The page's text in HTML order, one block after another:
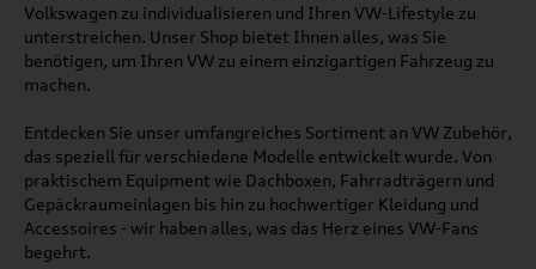
Volkswagen zu individualisieren und Ihren VW-Lifestyle zu
unterstreichen. Unser Shop bietet Ihnen alles, was Sie
benötigen, um Ihren VW zu einem einzigartigen Fahrzeug zu
machen.
Entdecken Sie unser umfangreiches Sortiment an VW Zubehör,
das speziell für verschiedene Modelle entwickelt wurde. Von
praktischem Equipment wie Dachboxen, Fahrradträgern und
Gepäckraumeinlagen bis hin zu hochwertiger Kleidung und
Accessoires - wir haben alles, was das Herz eines VW-Fans
begehrt.